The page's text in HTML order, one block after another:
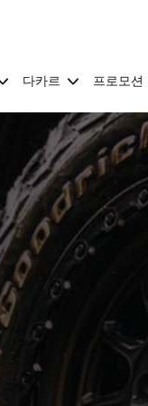
다카르 프로모션